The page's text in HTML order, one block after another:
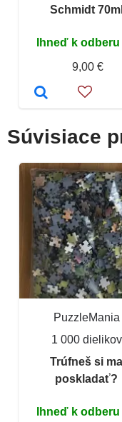
Schmidt 70ml
Ihneď k odberu
9,00 €
Súvisiace
PuzzleMania
1 000 dielikov
Trúfneš si ma
poskladať?
Ihneď k odberu